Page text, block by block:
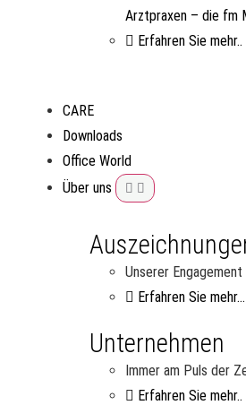
Arztpraxen – die fm
Erfahren Sie mehr..
CARE
Downloads
Office World
Über uns
Unserer
Erfahren Sie mehr...
Unternehmen
Immer am Puls der
Erfahren Sie mehr..